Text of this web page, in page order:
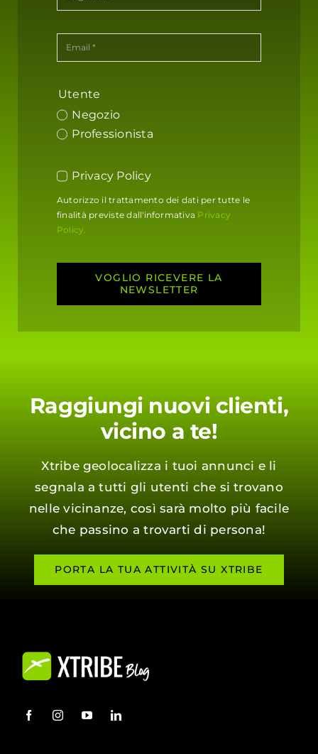
Utente
Negozio
Professionista
Privacy Policy
Autorizzo il trattamento dei dati per tutte le
finalità previste dall'informativa Privacy
Policy.
VOGLIO RICEVERE LA
NEWSLETTER
Raggiungi nuovi clienti,
vicino a te!
Xtribe geolocalizza i tuoi annunci e li
segnala a tutti gli utenti che si trovano
nelle vicinanze, così sarà molto più facile
che passino a trovarti di persona!
PORTA LA TUA ATTIVITÀ SU XTRIBE